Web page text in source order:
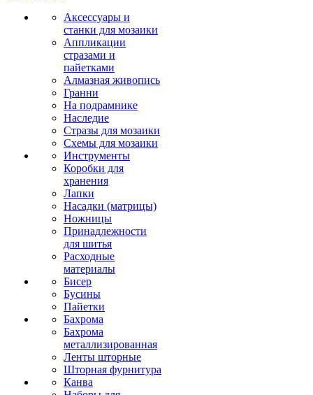
Аксессуары и
станки для мозаики
Аппликации
стразами и
пайетками
Алмазная живопись
Гранни
На подрамнике
Наследие
Стразы для мозаики
Схемы для мозаики
Инструменты
Коробки для
хранения
Лапки
Насадки (матрицы)
Ножницы
Принадлежности
для шитья
Расходные
материалы
Бисер
Бусины
Пайетки
Бахрома
Бахрома
металлизированная
Ленты шторные
Шторная фурнитура
Канва